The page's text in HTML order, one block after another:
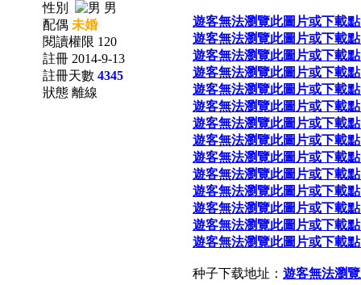
性別
男
配偶 未婚
閱讀權限 120
註冊 2014-9-13
註冊天數 4345
狀態 離線
遊客無法瀏覽此圖片或下載
遊客無法瀏覽此圖片或下載
遊客無法瀏覽此圖片或下載
遊客無法瀏覽此圖片或下載
遊客無法瀏覽此圖片或下載
遊客無法瀏覽此圖片或下載
遊客無法瀏覽此圖片或下載
遊客無法瀏覽此圖片或下載
遊客無法瀏覽此圖片或下載
遊客無法瀏覽此圖片或下載
遊客無法瀏覽此圖片或下載
遊客無法瀏覽此圖片或下載
遊客無法瀏覽此圖片或下載
遊客無法瀏覽此圖片或下載
种子下载地址： 遊客無法瀏